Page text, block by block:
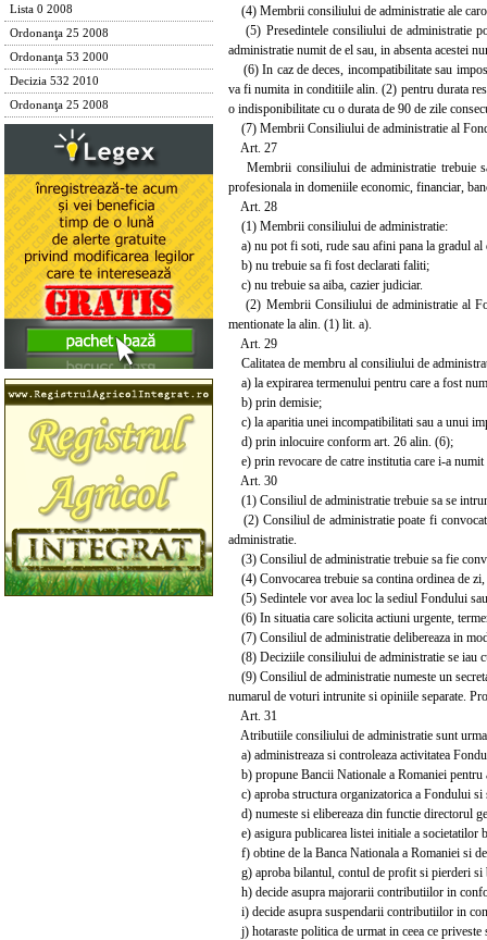
Lista 0 2008
Ordonanţa 25 2008
Ordonanţa 53 2000
Decizia 532 2010
Ordonanţa 25 2008
(4) Membrii consiliului de administratie ale
(5) Presedintele consiliului de administratie
administratie numit de el sau, in absenta acestei
(6) In caz de deces, incompatibilitate sau
va fi numita in conditiile alin. (2) pentru durata
o indisponibilitate cu o durata de 90 de zile
(7) Membrii Consiliului de administratie al
Art. 27
Membrii consiliului de administratie trebuie
profesionala in domeniile economic, financiar,
Art. 28
(1) Membrii consiliului de administratie:
a) nu pot fi soti, rude sau afini pana la gradul al
b) nu trebuie sa fi fost declarati faliti;
c) nu trebuie sa aiba, cazier judiciar.
(2) Membrii Consiliului de administratie al
mentionate la alin. (1) lit. a).
Art. 29
Calitatea de membru al consiliului de
a) la expirarea termenului pentru care a fost
b) prin demisie;
c) la aparitia unei incompatibilitati sau a unui
d) prin inlocuire conform art. 26 alin. (6);
e) prin revocare de catre institutia care i-a
Art. 30
(1) Consiliul de administratie trebuie sa se
(2) Consiliul de administratie poate fi convocat
administratie.
(3) Consiliul de administratie trebuie sa fie
(4) Convocarea trebuie sa contina ordinea de
(5) Sedintele vor avea loc la sediul Fondului
(6) In situatia care solicita actiuni urgente,
(7) Consiliul de administratie delibereaza in
(8) Deciziile consiliului de administratie se iau
(9) Consiliul de administratie numeste un
numarul de voturi intrunite si opiniile separate.
Art. 31
Atributiile consiliului de administratie sunt
a) administreaza si controleaza activitatea
b) propune Bancii Nationale a Romaniei pentru
c) aproba structura organizatorica a Fondului
d) numeste si elibereaza din functie directorul
e) asigura publicarea listei initiale a societatilor
f) obtine de la Banca Nationala a Romaniei si
g) aproba bilantul, contul de profit si pierderi
h) decide asupra majorarii contributiilor in
i) decide asupra suspendarii contributiilor in
j) hotaraste politica de urmat in ceea ce